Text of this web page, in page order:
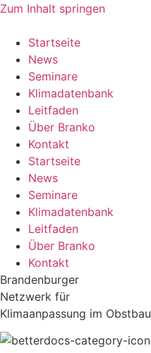
Zum Inhalt springen
Startseite
News
Seminare
Klimadatenbank
Leitfaden
Über Branko
Kontakt
Startseite
News
Seminare
Klimadatenbank
Leitfaden
Über Branko
Kontakt
Brandenburger
Netzwerk für
Klimaanpassung im Obstbau